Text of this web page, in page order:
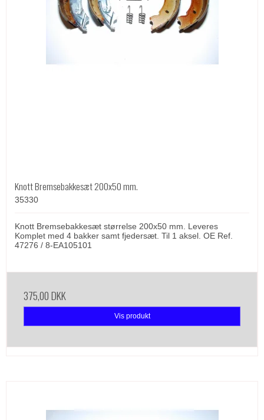
Knott Bremsebakkesæt 200x50 mm.
35330
Knott Bremsebakkesæt størrelse 200x50 mm. Leveres
Komplet med 4 bakker samt fjedersæt. Til 1 aksel. OE Ref.
47276 / 8-EA105101
375,00 DKK
Vis produkt